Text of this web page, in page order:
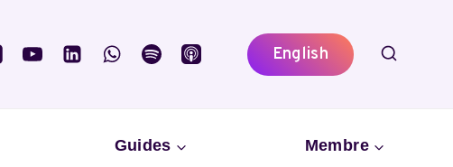
English
Guides Membre